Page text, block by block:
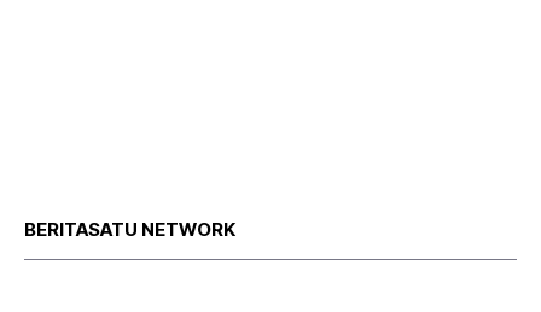
BERITASATU NETWORK